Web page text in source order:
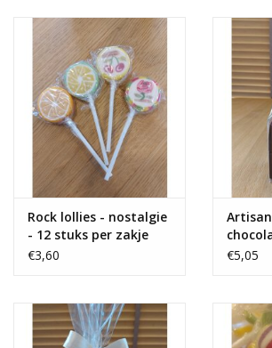
Rock lollies - nostalgie
- 12 stuks per zakje
€3,60
stuks
€5,05